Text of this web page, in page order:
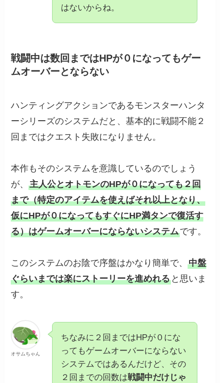
はないからね。
戦闘中は数回まではHPが０になってもゲー
ムオーバーとならない
ハンティングアクションであるモンスターハンタ
ーシリーズのシステムだと、基本的に戦闘不能２
回まではクエスト失敗になりません。
本作もそのシステムを意識しているのでしょう
が、主人公とオトモンのHPが０になっても２回
まで（特定のアイテムを使えばそれ以上となり、
仮にHPが０になってもすぐにHP満タンで復活す
る）はゲームオーバーにならないシステムです。
このシステムのお陰で序盤はかなり簡単で、中盤
ぐらいまでは楽にストーリーを進めれる と思いま
す。
オサムちゃん
ちなみに２回まではHPが０にな
ってもゲームオーバーにならない
システムではあるんだけど、その
２回までの回数は戦闘中だけじゃ